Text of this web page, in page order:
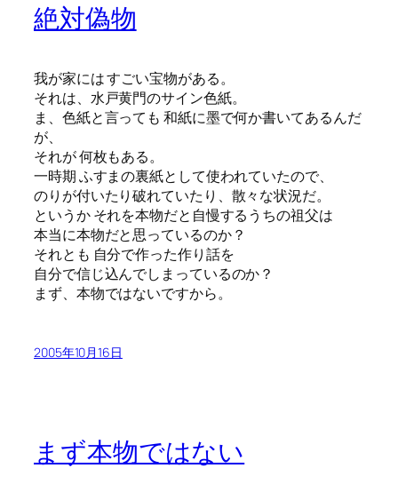
絶対偽物
我が家には すごい宝物がある。
それは、水戸黄門のサイン色紙。
ま、色紙と言っても 和紙に墨で何か書いてあるんだ
が、
それが 何枚もある。
一時期 ふすまの裏紙として使われていたので、
のりが付いたり破れていたり、散々な状況だ。
というか それを本物だと自慢するうちの祖父は
本当に本物だと思っているのか？
それとも 自分で作った作り話を
自分で信じ込んでしまっているのか？
まず、本物ではないですから。
2005年10月16日
まず本物ではない